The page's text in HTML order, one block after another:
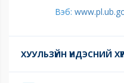
Вэб:
ХУУЛЬЗҮЙН ҮНДЭСНИЙ